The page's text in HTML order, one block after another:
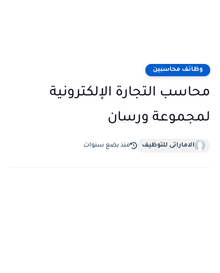
وظائف محاسبين
محاسب التجارة الإلكترونية
لمجموعة ورسان
الاماراتى للتوظيف منذ بضع سنوات